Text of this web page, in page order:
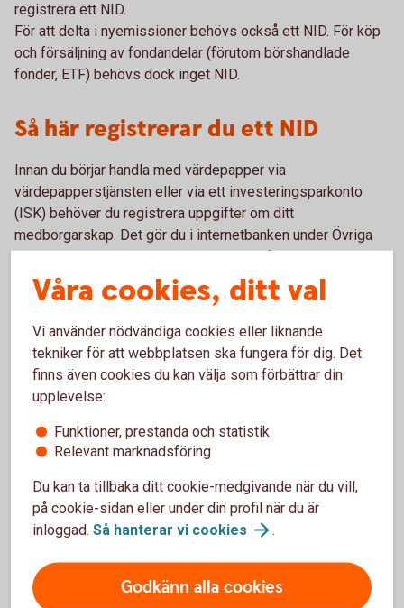
registrera ett NID.
För att delta i nyemissioner behövs också ett NID. För köp
och försäljning av fondandelar (förutom börshandlade
fonder, ETF) behövs dock inget NID.
Så här registrerar du ett NID
Innan du börjar handla med värdepapper via
värdepapperstjänsten eller via ett investeringsparkonto
(ISK) behöver du registrera uppgifter om ditt
medborgarskap. Det gör du i internetbanken under Övriga
tjänster eller i appen under Personuppgifter, Registrera
Nationellt ID.
uppgifter så hjälper vi dig.
Här hittar du ditt NID
Här hittar du landskoder som behövs för att skapa ett NID.
Vad är CONCAT?
CONCAT innebär att ditt NID är ett EU-standardnummer som
innehåller födelsedatum, förnamn och efternamn som vi
Våra cookies, ditt val
Vi använder nödvändiga cookies eller liknande
tekniker för att webbplatsen ska fungera för dig. Det
finns även cookies du kan välja som förbättrar din
upplevelse:
Funktioner, prestanda och statistik
Relevant marknadsföring
Du kan ta tillbaka ditt cookie-medgivande när du vill,
på cookie-sidan eller under din profil när du är
inloggad. Så hanterar vi cookies .
Godkänn alla cookies